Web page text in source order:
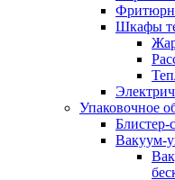
Шкафы
Упаковочное
Вакуум-